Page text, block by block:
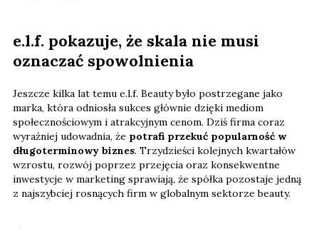
e.l.f. pokazuje, że skala nie musi
oznaczać spowolnienia
Jeszcze kilka lat temu e.l.f. Beauty było postrzegane jako
marka, która odniosła sukces głównie dzięki mediom
społecznościowym i atrakcyjnym cenom. Dziś firma coraz
wyraźniej udowadnia, że potrafi przekuć popularność w
długoterminowy biznes. Trzydzieści kolejnych kwartałów
wzrostu, rozwój poprzez przejęcia oraz konsekwentne
inwestycje w marketing sprawiają, że spółka pozostaje jedną
z najszybciej rosnących firm w globalnym sektorze beauty.